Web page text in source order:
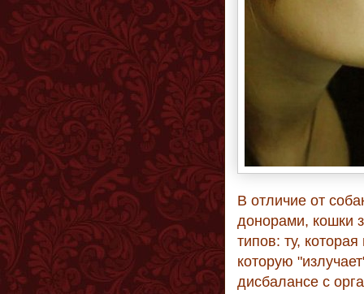
В отличие от
донорами, кошки
типов: ту,
которую
дисбалансе с